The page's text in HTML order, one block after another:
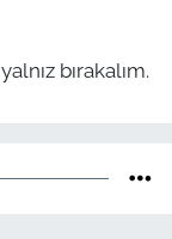
bırakalım.